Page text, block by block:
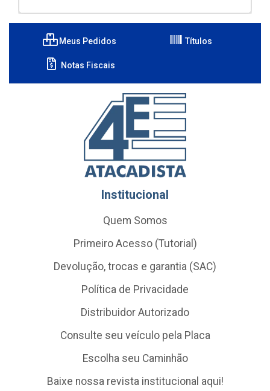
Meus Pedidos Títulos
Notas Fiscais
Institucional
Quem Somos
Primeiro Acesso (Tutorial)
Devolução, trocas e garantia (SAC)
Política de Privacidade
Distribuidor Autorizado
Consulte seu veículo pela Placa
Escolha seu Caminhão
Baixe nossa revista institucional aqui!